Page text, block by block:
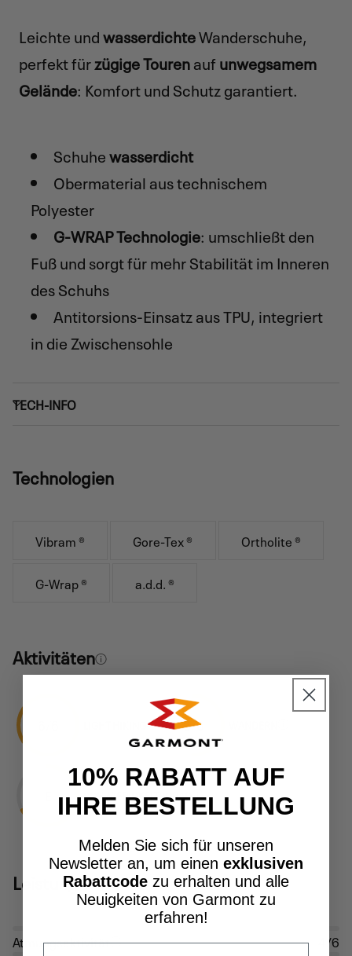
Leichte undwasserdichteWanderschuhe,
perfekt fürzügige Tourenauf unwegsamem
Gelände: Komfort und Schutz garantiert.
Schuhewasserdicht
Obermaterial aus technischem
Polyester
G-WRAP Technologie: umschließt den
Fuß und sorgt für mehr Stabilität im Inneren
des Schuhs
Antitorsions-Einsatz aus TPU, integriert
in die Zwischensohle
TECH-INFO
Technologien
Vibram ® Gore-Tex ® Ortholite ®
G-Wrap ® a.d.d. ®
Aktivitäten
3/6
SCHWIERIGKEITSGRAD
Leistung
Atmungsaktivität
4/6
10% RABATT AUF
IHRE BESTELLUNG
Melden Sie sich für unseren
Newsletter an, um einen exklusiven
Rabattcode zu erhalten und alle
Neuigkeiten von Garmont zu
erfahren!